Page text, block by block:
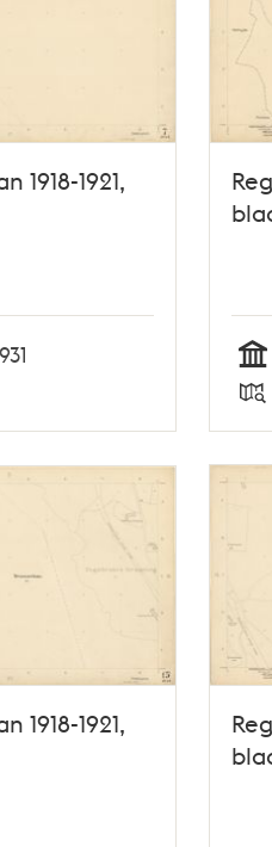
1918-1921,
Tid
Typ
1918-1921,